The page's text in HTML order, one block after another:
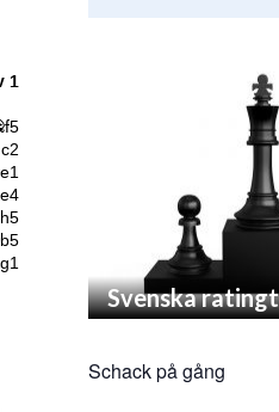
Svenska
Schack på gång